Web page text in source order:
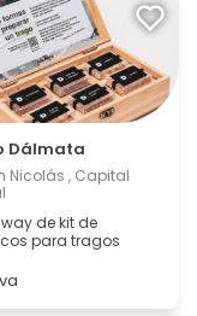
Dálmata
Nicolás , Capital
de kit de
para tragos